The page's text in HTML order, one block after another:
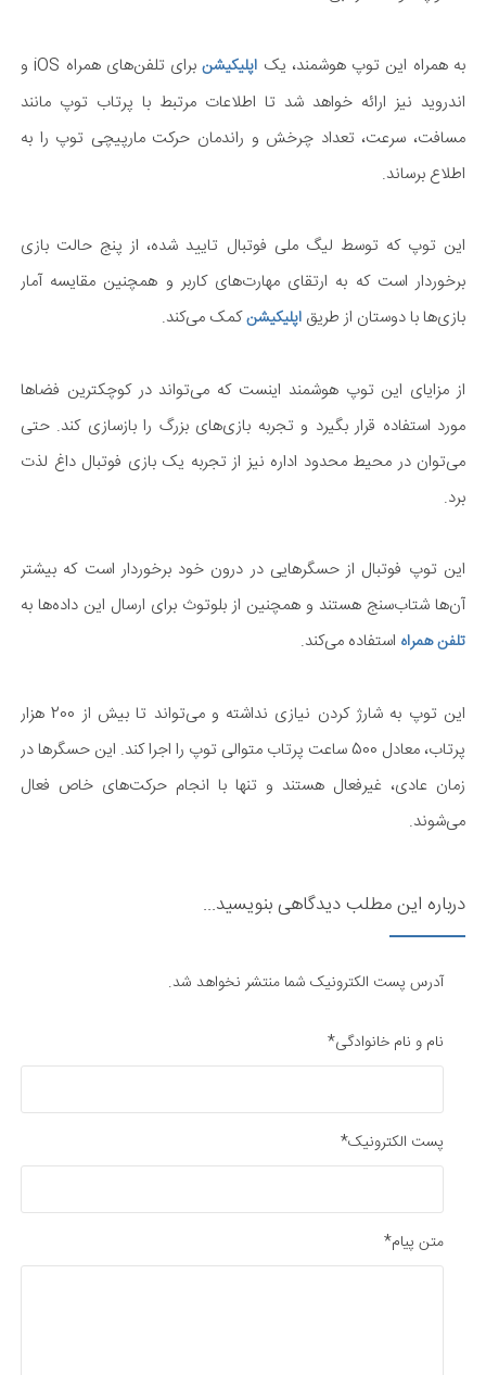
به همراه این توپ هوشمند، یک اپلیکیشن
برای تلفن‌های همراه iOS و
اندروید نیز ارائه خواهد شد تا اطلاعات مرتبط با پرتاب توپ مانند
مسافت، سرعت، تعداد چرخش و راندمان حرکت مارپیچی توپ را به
اطلاع برساند.
این توپ که توسط لیگ ملی فوتبال تایید شده، از پنج حالت بازی
برخوردار است که به ارتقای مهارت‌های کاربر و همچنین مقایسه آمار
بازی‌ها با دوستان از طریق اپلیکیشنکمک می‌کند.
از مزایای این توپ هوشمند اینست که می‌تواند در کوچکترین فضاها
مورد استفاده قرار بگیرد و تجربه بازی‌های بزرگ را بازسازی کند. حتی
می‌توان در محیط محدود اداره نیز از تجربه یک بازی فوتبال داغ لذت
برد.
این توپ فوتبال از حسگرهایی در درون خود برخوردار است که بیشتر
آن‌ها شتاب‌سنج هستند و همچنین از بلوتوث برای ارسال این داده‌ها به
تلفن همراه استفاده می‌کند.
این توپ به شارژ کردن نیازی نداشته و می‌تواند تا بیش از 200 هزار
پرتاب، معادل 500 ساعت پرتاب متوالی توپ را اجرا کند. این حسگرها در
زمان عادی، غیرفعال هستند و تنها با انجام حرکت‌های خاص فعال
می‌شوند.
درباره این مطلب دیدگاهی بنویسید...
آدرس پست الکترونیک شما منتشر نخواهد شد.
نام و نام خانوادگی*
پست الکترونیک*
متن پیام*